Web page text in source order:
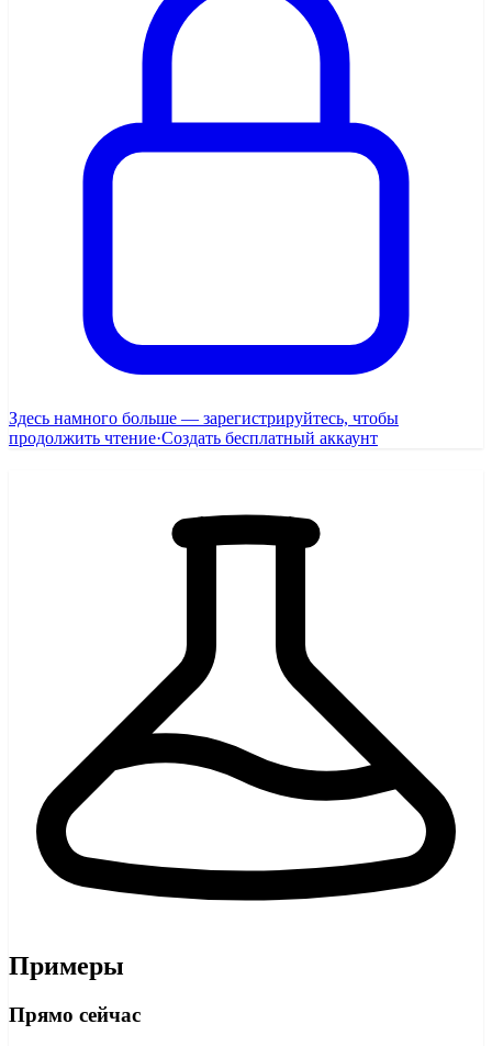
Здесь намного больше — зарегистрируйтесь, чтобы
продолжить чтение·Создать бесплатный аккаунт
Примеры
Прямо сейчас